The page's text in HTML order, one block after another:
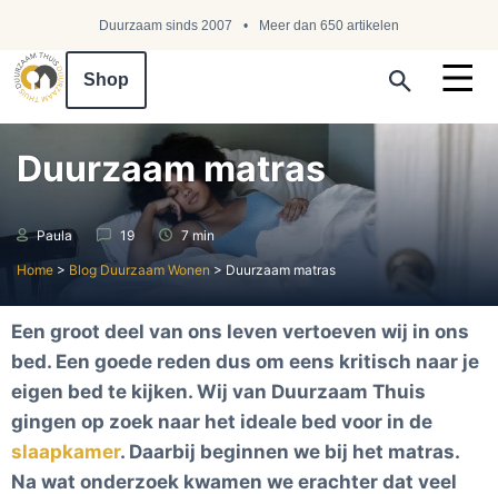
Duurzaam sinds 2007 Meer dan 650 artikelen
Shop
Duurzaam matras
Paula 19 7 min
Home > Blog Duurzaam Wonen > Duurzaam matras
Een groot deel van ons leven vertoeven wij in ons
bed. Een goede reden dus om eens kritisch naar je
eigen bed te kijken. Wij van Duurzaam Thuis
gingen op zoek naar het ideale bed voor in de
slaapkamer. Daarbij beginnen we bij het matras.
Na wat onderzoek kwamen we erachter dat veel